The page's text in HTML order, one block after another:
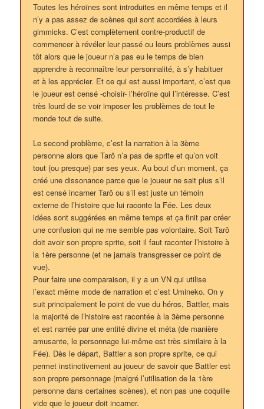
Toutes les héroïnes sont introduites en même temps et il
n’y a pas assez de scènes qui sont accordées à leurs
gimmicks. C’est complètement contre-productif de
commencer à révéler leur passé ou leurs problèmes aussi
tôt alors que le joueur n’a pas eu le temps de bien
apprendre à reconnaître leur personnalité, à s’y habituer
et à les apprécier. Et ce qui est aussi important, c’est que
le joueur est censé -choisir- l’héroïne qui l’intéresse. C’est
très lourd de se voir imposer les problèmes de tout le
monde tout de suite.
Le second problème, c’est la narration à la 3ème
personne alors que Tarô n’a pas de sprite et qu’on voit
tout (ou presque) par ses yeux. Au bout d’un moment, ça
créé une dissonance parce que le joueur ne sait plus s’il
est censé incarner Tarô ou s’il est juste un témoin
externe de l’histoire que lui raconte la Fée. Les deux
idées sont suggérées en même temps et ça finit par créer
une confusion qui ne me semble pas volontaire. Soit Tarô
doit avoir son propre sprite, soit il faut raconter l’histoire à
la 1ère personne (et ne jamais transgresser ce point de
vue).
Pour faire une comparaison, il y a un VN qui utilise
l’exact même mode de narration et c’est Umineko. On y
suit principalement le point de vue du héros, Battler, mais
la majorité de l’histoire est racontée à la 3ème personne
et est narrée par une entité divine et méta (de manière
amusante, le personnage lui-même est très similaire à la
Fée). Dès le départ, Battler a son propre sprite, ce qui
permet instinctivement au joueur de savoir que Battler est
son propre personnage (malgré l’utilisation de la 1ère
personne dans certaines scènes), et non pas une coquille
vide que le joueur doit incarner.